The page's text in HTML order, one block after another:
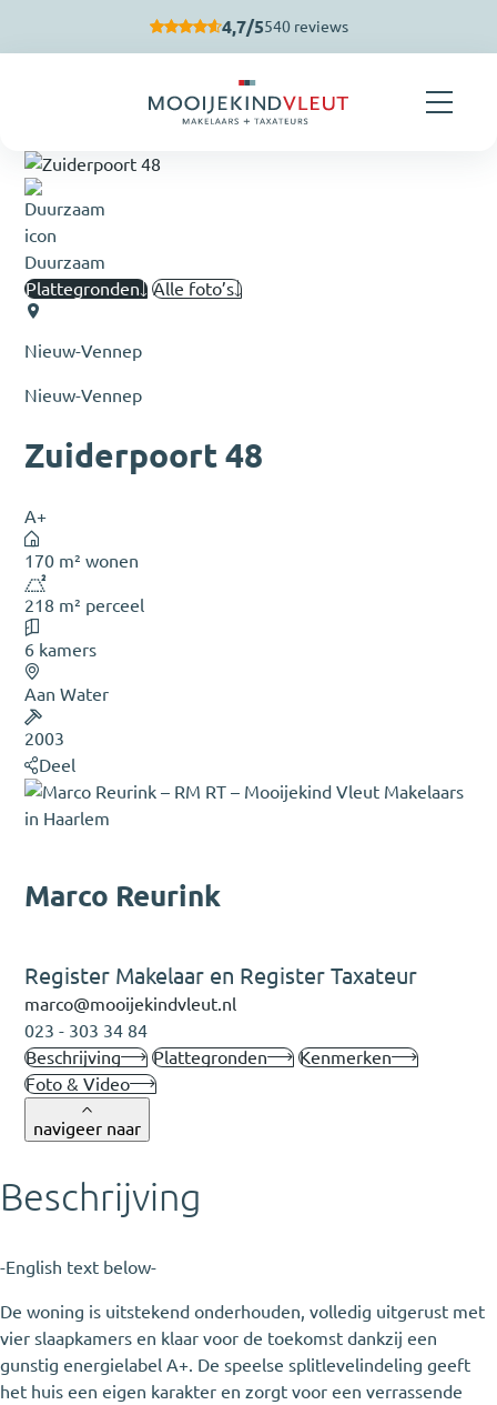
4,7/5540 reviews
Duurzaam
Plattegronden
Alle foto’s
Nieuw-Vennep
Nieuw-Vennep
Zuiderpoort 48
A+
170 m² wonen
218 m² perceel
6 kamers
Aan Water
2003
Deel
Marco Reurink
Register Makelaar en Register Taxateur
marco@mooijekindvleut.nl
023 - 303 34 84
Beschrijving
Plattegronden
Kenmerken
Foto & Video
navigeer naar
Beschrijving
-English text below-
De woning is uitstekend onderhouden, volledig uitgerust met
vier slaapkamers en klaar voor de toekomst dankzij een
gunstig energielabel A+. De speelse splitlevelindeling geeft
het huis een eigen karakter en zorgt voor een verrassende